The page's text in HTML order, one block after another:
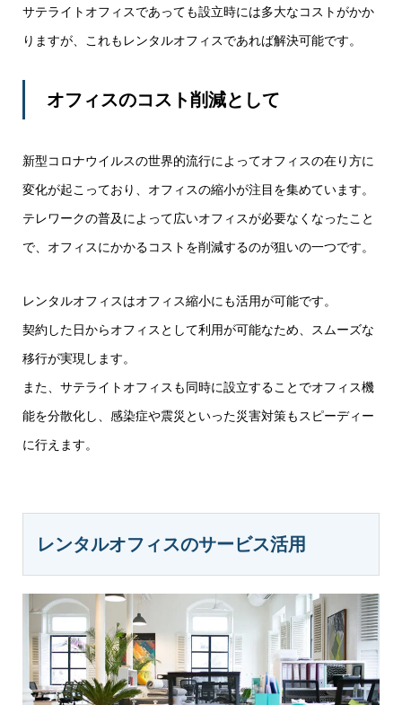
サテライトオフィスであっても設立時には多大なコストがかか
りますが、これもレンタルオフィスであれば解決可能です。
オフィスのコスト削減として
新型コロナウイルスの世界的流行によってオフィスの在り方に
変化が起こっており、オフィスの縮小が注目を集めています。
テレワークの普及によって広いオフィスが必要なくなったこと
で、オフィスにかかるコストを削減するのが狙いの一つです。
レンタルオフィスはオフィス縮小にも活用が可能です。
契約した日からオフィスとして利用が可能なため、スムーズな
移行が実現します。
また、サテライトオフィスも同時に設立することでオフィス機
能を分散化し、感染症や震災といった災害対策もスピーディー
に行えます。
レンタルオフィスのサービス活用